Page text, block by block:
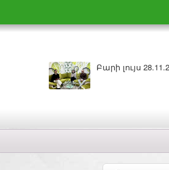
ԼՈՒՐԵՐ 27.11.2025